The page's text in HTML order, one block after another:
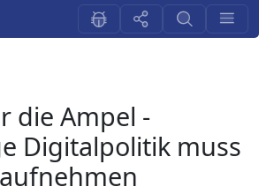
die Ampel -
Digitalpolitik muss